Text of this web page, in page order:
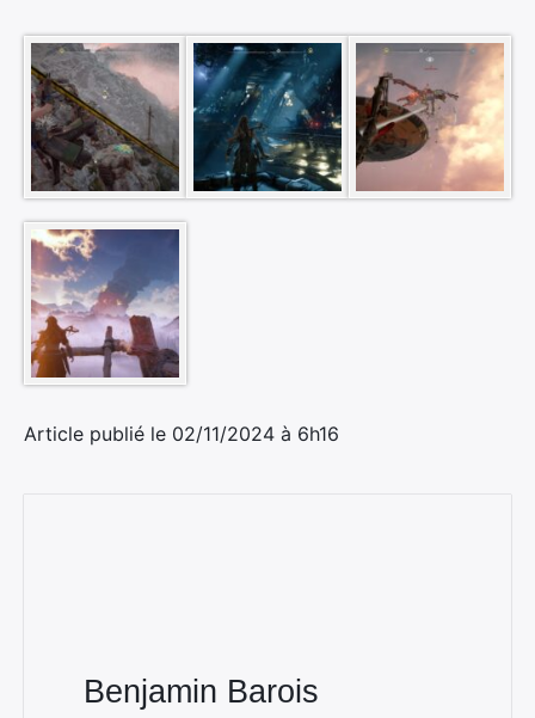
Article publié le 02/11/2024 à 6h16
Benjamin Barois